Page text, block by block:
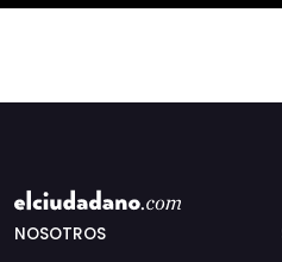
NOSOTROS